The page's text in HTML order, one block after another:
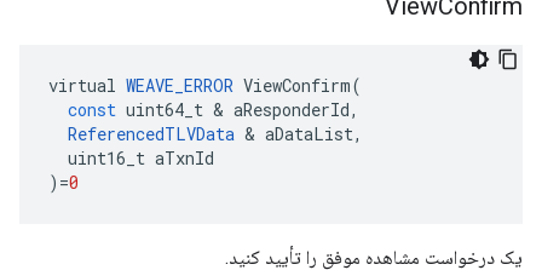
ViewConfirm
virtual WEAVE_ERROR ViewConfirm(
const uint64_t & aResponderId,
ReferencedTLVData & aDataList,
uint16_t aTxnId
) =0
یک درخواست مشاهده موفق را تأیید کنید.